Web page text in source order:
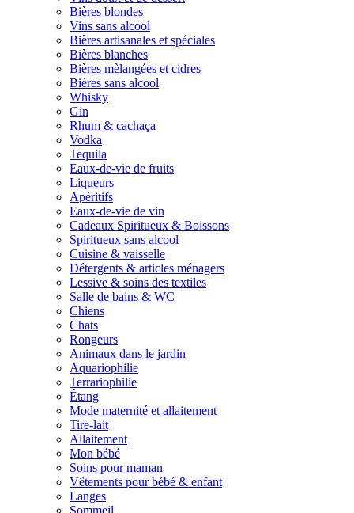
Bières blondes
Vins sans alcool
Bières artisanales et spéciales
Bières blanches
Bières mèlangées et cidres
Bières sans alcool
Whisky
Gin
Rhum & cachaça
Vodka
Tequila
Eaux-de-vie de fruits
Liqueurs
Apéritifs
Eaux-de-vie de vin
Cadeaux Spiritueux & Boissons
Spiritueux sans alcool
Cuisine & vaisselle
Détergents & articles ménagers
Lessive & soins des textiles
Salle de bains & WC
Chiens
Chats
Rongeurs
Animaux dans le jardin
Aquariophilie
Terrariophilie
Étang
Mode maternité et allaitement
Tire-lait
Allaitement
Mon bébé
Soins pour maman
Vêtements pour bébé & enfant
Langes
Sommeil